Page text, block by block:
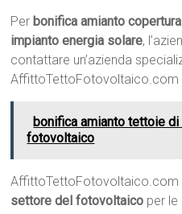
Per bonifica amianto
impianto energia solare,
contattare un’azienda
bonifica amianto tettoie
fotovoltaico
AffittoTettoFotovoltaico.com
settore del fotovoltaico per le